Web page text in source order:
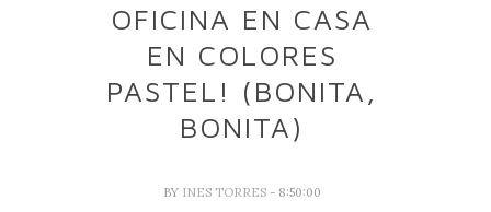
OFICINA EN CASA
EN COLORES
PASTEL! (BONITA,
BONITA)
BY INES TORRES - 8:50:00